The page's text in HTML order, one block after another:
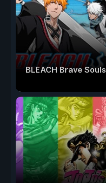
BLEACH Brave Souls